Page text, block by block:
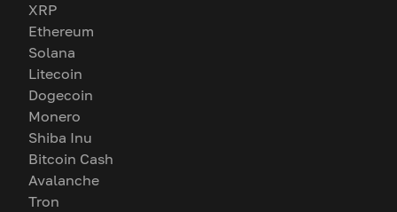
XRP
Ethereum
Solana
Litecoin
Dogecoin
Monero
Shiba Inu
Bitcoin Cash
Avalanche
Tron